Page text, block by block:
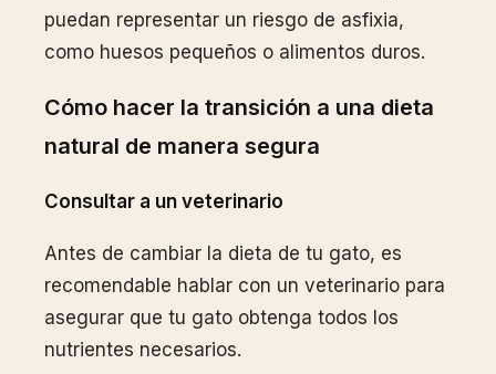
puedan representar un riesgo de asfixia,
como huesos pequeños o alimentos duros.
Cómo hacer la transición a una dieta
natural de manera segura
Consultar a un veterinario
Antes de cambiar la dieta de tu gato, es
recomendable hablar con un veterinario para
asegurar que tu gato obtenga todos los
nutrientes necesarios.